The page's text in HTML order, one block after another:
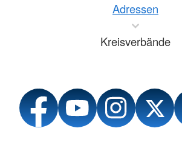
Adressen
Kreisverbände